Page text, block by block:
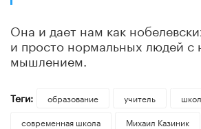
Она и дает нам как
и просто нормальных людей
мышлением.
Теги: образование учитель
современная школа
Михаил Казиник